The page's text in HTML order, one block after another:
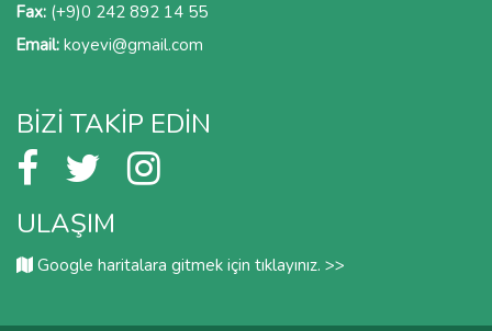
Fax: (+9)0 242 892 14 55
Email: koyevi@gmail.com
BIZI TAKIP EDIN
ULAŞIM
Google haritalara gitmek için tıklayınız. >>